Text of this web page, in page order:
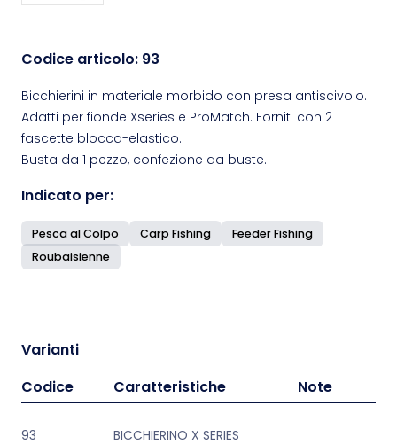
Codice articolo: 93
Bicchierini in materiale morbido con presa antiscivolo.
Adatti per fionde Xseries e ProMatch. Forniti con 2
fascette blocca-elastico.
Busta da 1 pezzo, confezione da buste.
Indicato per:
Pesca al Colpo Carp Fishing
Feeder Fishing
Roubaisienne
Varianti
Codice
Caratteristiche Note
93
BICCHIERINO X SERIES